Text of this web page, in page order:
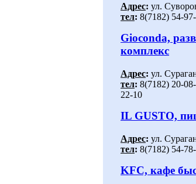
Адрес: ул.
тел: 8(7182) 54-
Gioconda,
комплекс
Адрес: ул.
тел: 8(7182) 20-
22-10
IL GUSTO,
Адрес: ул.
тел: 8(7182) 54-
KFC, кафе